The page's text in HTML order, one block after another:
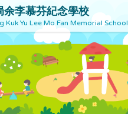
余李慕芬紀念學校
Kuk Yu Lee Mo Fan Memorial School